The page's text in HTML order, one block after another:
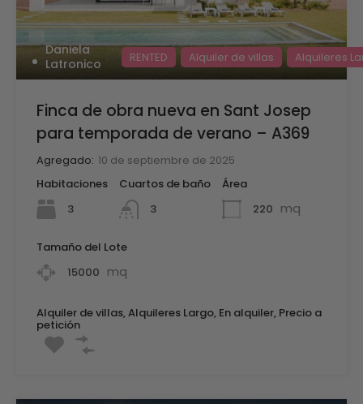
Daniela
Latronico
RENTED Alquiler de villas Alquileres
Finca de obra nueva en Sant Josep
para temporada de verano – A369
Agregado: 10 de septiembre de 2025
Habitaciones
3
Cuartos de baño
3
Área
220 mq
Tamaño del Lote
15000 mq
Alquiler de villas, Alquileres Largo, En alquiler, Precio a
petición